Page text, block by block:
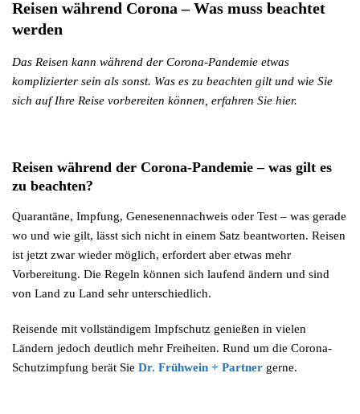
Reisen während Corona – Was muss beachtet
werden
Das Reisen kann während der Corona-Pandemie etwas
komplizierter sein als sonst. Was es zu beachten gilt und wie Sie
sich auf Ihre Reise vorbereiten können, erfahren Sie hier.
Reisen während der Corona-Pandemie – was gilt es
zu beachten?
Quarantäne, Impfung, Genesenennachweis oder Test – was gerade
wo und wie gilt, lässt sich nicht in einem Satz beantworten. Reisen
ist jetzt zwar wieder möglich, erfordert aber etwas mehr
Vorbereitung. Die Regeln können sich laufend ändern und sind
von Land zu Land sehr unterschiedlich.
Reisende mit vollständigem Impfschutz genießen in vielen
Ländern jedoch deutlich mehr Freiheiten. Rund um die Corona-
Schutzimpfung berät Sie Dr. Frühwein + Partner gerne.